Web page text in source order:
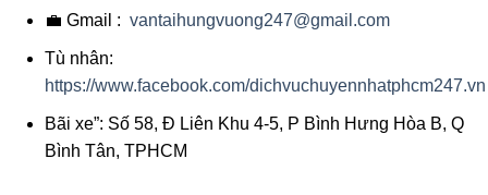
💼 Gmail : vantaihungvuong247@gmail.com
Tù nhân:
https://www.facebook.com/dichvuchuyennhatphcm247.vn
Bãi xe”: Số 58, Đ Liên Khu 4-5, P Bình Hưng Hòa B, Q
Bình Tân, TPHCM